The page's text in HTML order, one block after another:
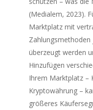
(Medialem, 2023).
Marktplatz mit
überzeugt werden
Hinzufügen
Ihrem Marktplatz –
Kryptowährung –
größeres